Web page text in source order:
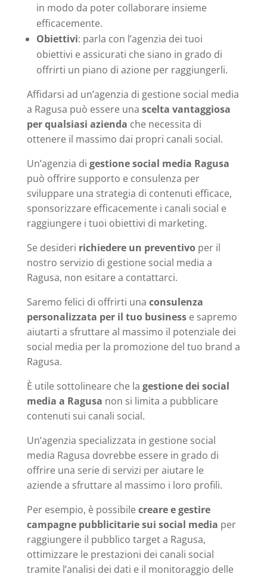
in modo da poter collaborare insieme
efficacemente.
Obiettivi: parla con l’agenzia dei tuoi
obiettivi e assicurati che siano in grado di
offrirti un piano di azione per raggiungerli.
Affidarsi ad un’agenzia di gestione social media
a Ragusa può essere una scelta vantaggiosa
per qualsiasi azienda che necessita di
ottenere il massimo dai propri canali social.
Un’agenzia di gestione social media Ragusa
può offrire supporto e consulenza per
sviluppare una strategia di contenuti efficace,
sponsorizzare efficacemente i canali social e
raggiungere i tuoi obiettivi di marketing.
Se desideri richiedere un preventivoper il
nostro servizio di gestione social media a
Ragusa, non esitare a contattarci.
Saremo felici di offrirti una consulenza
personalizzata per il tuo businesse sapremo
aiutarti a sfruttare al massimo il potenziale dei
social media per la promozione del tuo brand a
Ragusa.
È utile sottolineare che la gestione dei social
media a Ragusa non si limita a pubblicare
contenuti sui canali social.
Un’agenzia specializzata in gestione social
media Ragusa dovrebbe essere in grado di
offrire una serie di servizi per aiutare le
aziende a sfruttare al massimo i loro profili.
Per esempio, è possibilecreare e gestire
campagne pubblicitarie sui social media per
raggiungere il pubblico target a Ragusa,
ottimizzare le prestazioni dei canali social
tramite l’analisi dei dati e il monitoraggio delle